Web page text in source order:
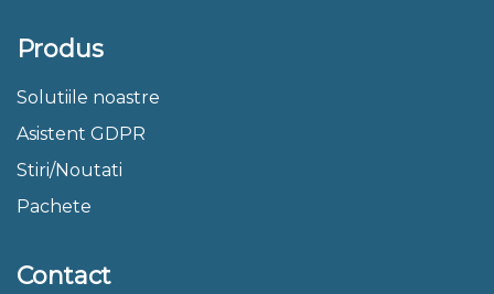
Produs
Solutiile noastre
Asistent GDPR
Stiri/Noutati
Pachete
Contact